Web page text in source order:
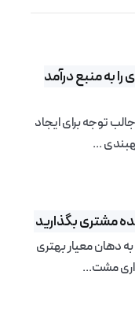
به منبع درآمد
توجه برای ایجاد
...
مشتری‌ بگذارید
به دهان معیار بهتری
مشت...